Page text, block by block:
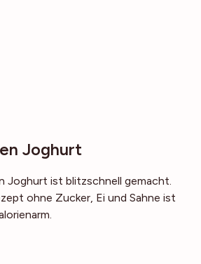
Joghurt
Joghurt ist blitzschnell gemacht.
ohne Zucker, Ei und Sahne ist